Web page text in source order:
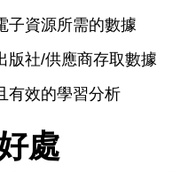
子資源所需的數據
版社/供應商存取數據
有效的學習分析
處